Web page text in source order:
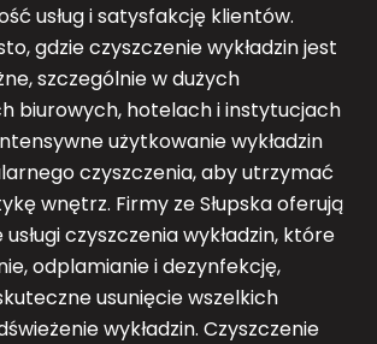
usług i satysfakcję klientów.
gdzie czyszczenie wykładzin jest
szczególnie w dużych
biurowych, hotelach i instytucjach
użytkowanie wykładzin
czyszczenia, aby utrzymać
wnętrz. Firmy ze Słupska oferują
czyszczenia wykładzin, które
odplamianie i dezynfekcję,
usunięcie wszelkich
wykładzin. Czyszczenie